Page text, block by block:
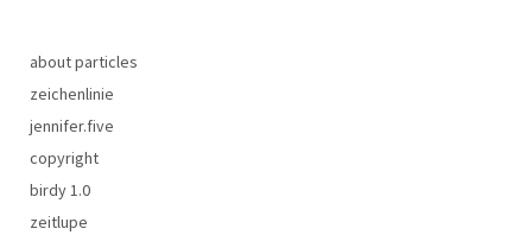
about particles
zeichenlinie
jennifer.five
copyright
birdy 1.0
zeitlupe